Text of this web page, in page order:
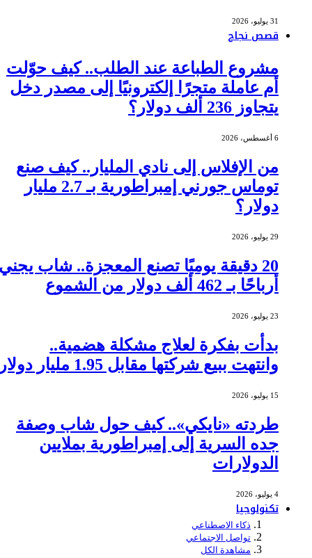
31 يوليو، 2026
قصص نجاح
مشروع الطباعة عند الطلب.. كيف حوّلت
أم عاملة متجرًا إلكترونيًا إلى مصدر دخل
يتجاوز 236 ألف دولار؟
6 أغسطس، 2026
من الإفلاس إلى نادي المليار.. كيف صنع
توماس جورني إمبراطورية بـ 2.7 مليار
دولار؟
29 يوليو، 2026
20 دقيقة يوميًا تصنع المعجزة.. شاب يجني
أرباحًا بـ 462 ألف دولار من الشموع
23 يوليو، 2026
بدأت بفكرة لعلاج مشكلة هضمية..
وانتهت ببيع شركتها مقابل 1.95 مليار دولار
15 يوليو، 2026
طردته «نايكي».. كيف حول شاب وصفة
جده السرية إلى إمبراطورية بملايين
الدولارات
4 يوليو، 2026
تكنولوجيا
ذكاء الاصطناعي
تواصل الاجتماعي
مشاهدة الكل